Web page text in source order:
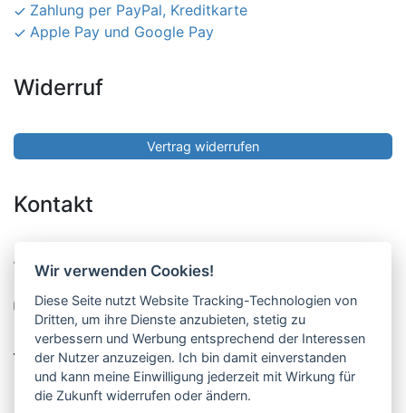
Zahlung per PayPal, Kreditkarte
Apple Pay und Google Pay
Widerruf
Vertrag widerrufen
Kontakt
Pucher Straße 10, Fürstenfeldbruck
08141-12269
shop@englschalk.de
Öffnungszeiten
Wir verwenden Cookies!
Diese Seite nutzt Website Tracking-Technologien von
Dritten, um ihre Dienste anzubieten, stetig zu
verbessern und Werbung entsprechend der Interessen
der Nutzer anzuzeigen. Ich bin damit einverstanden
und kann meine Einwilligung jederzeit mit Wirkung für
die Zukunft widerrufen oder ändern.